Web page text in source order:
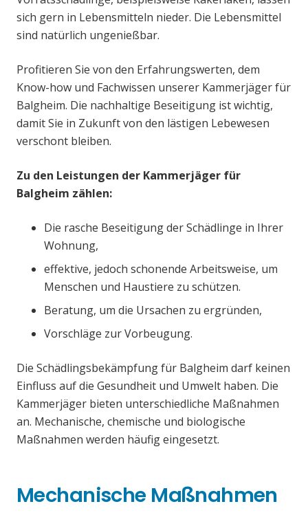
sich gern in Lebensmitteln nieder. Die Lebensmittel
sind natürlich ungenießbar.
Profitieren Sie von den Erfahrungswerten, dem
Know-how und Fachwissen unserer Kammerjäger für
Balgheim. Die nachhaltige Beseitigung ist wichtig,
damit Sie in Zukunft von den lästigen Lebewesen
verschont bleiben.
Zu den Leistungen der Kammerjäger für
Balgheim zählen:
Die rasche Beseitigung der Schädlinge in Ihrer
Wohnung,
effektive, jedoch schonende Arbeitsweise, um
Menschen und Haustiere zu schützen.
Beratung, um die Ursachen zu ergründen,
Vorschläge zur Vorbeugung.
Die Schädlingsbekämpfung für Balgheim darf keinen
Einfluss auf die Gesundheit und Umwelt haben. Die
Kammerjäger bieten unterschiedliche Maßnahmen
an. Mechanische, chemische und biologische
Maßnahmen werden häufig eingesetzt.
Mechanische Maßnahmen